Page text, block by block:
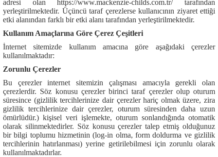
adresi olanhttps://www.mackenzie-childs.com.tr/tarafından
yerleştirilmektedir. Üçüncü taraf çerezlerse kullanıcının ziyaret ettiği
etki alanından farklı bir etki alanı tarafından yerleştirilmektedir.
Kullanım Amaçlarına Göre Çerez Çeşitleri
İnternet sitemizde kullanım amacına göre aşağıdaki çerezler
kullanılmaktadır:
Zorunlu Çerezler
Bu çerezler internet sitemizin çalışması amacıyla gerekli olan
çerezlerdir. Söz konusu çerezler birinci taraf çerezler olup oturum
süresince (gizlilik tercihlerinize dair çerezler hariç olmak üzere, zira
gizlilik tercihlerinize dair çerezler, oturum süresinden daha uzun
ömürlüdür.) kişisel veri işlemekte, oturum sonlandığında otomatik
olarak silinmektedirler. Söz konusu çerezler talep etmiş olduğunuz
bir bilgi toplumu hizmetinin (log-in olma, form doldurma ve gizlilik
tercihlerinin hatırlanması) yerine getirilebilmesi için zorunlu olarak
kullanılmaktadırlar.